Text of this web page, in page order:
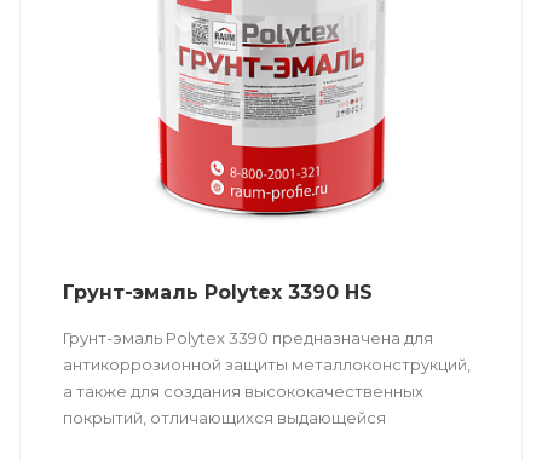
Грунт-эмаль Polytex 3390 HS
Грунт-эмаль Polytex 3390 предназначена для
антикоррозионной защиты металлоконструкций,
а также для создания высококачественных
покрытий, отличающихся выдающейся